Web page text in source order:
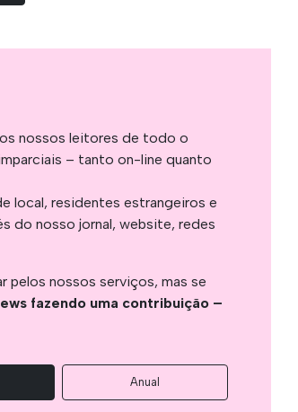
nossos leitores de todo o
– tanto on-line quanto
local, residentes estrangeiros e
do nosso jornal, website, redes
pelos nossos serviços, mas se
fazendo uma contribuição –
Anual